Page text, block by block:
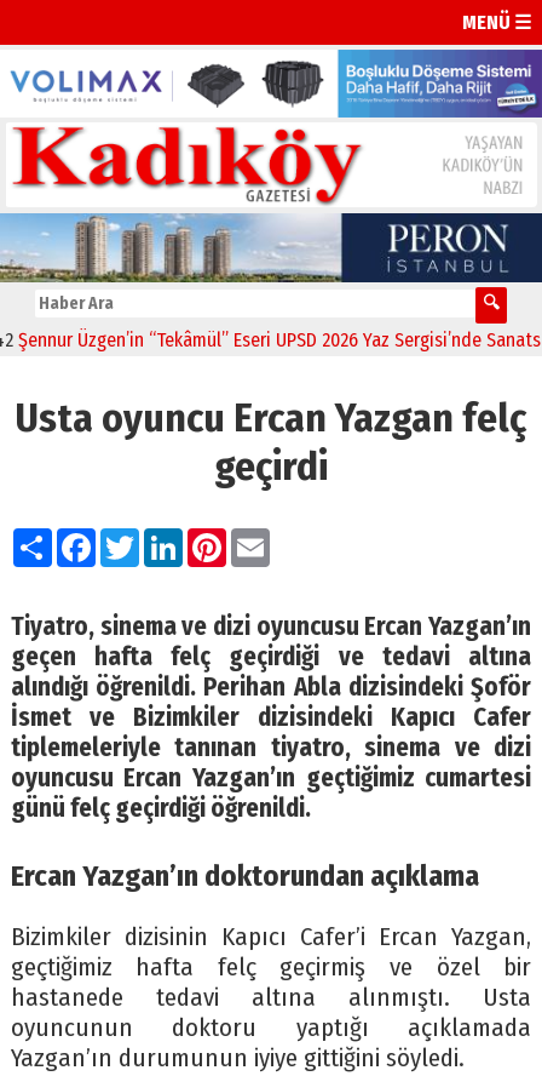
MENÜ ☰
Üzgen’in “Tekâmül” Eseri UPSD 2026 Yaz Sergisi’nde
Usta oyuncu Ercan Yazgan felç
geçirdi
PaylaşFacebook
TwitterLinkedIn
Pinterest
Email
Tiyatro, sinema ve dizi oyuncusu Ercan Yazgan’ın
geçen hafta felç geçirdiği ve tedavi altına
alındığı öğrenildi. Perihan Abla dizisindeki Şoför
İsmet ve Bizimkiler dizisindeki Kapıcı Cafer
tiplemeleriyle tanınan tiyatro, sinema ve dizi
oyuncusu Ercan Yazgan’ın geçtiğimiz cumartesi
günü felç geçirdiği öğrenildi.
Ercan Yazgan’ın doktorundan açıklama
Bizimkiler dizisinin Kapıcı Cafer’i Ercan Yazgan,
geçtiğimiz hafta felç geçirmiş ve özel bir
hastanede tedavi altına alınmıştı. Usta
oyuncunun doktoru yaptığı açıklamada
Yazgan’ın durumunun iyiye gittiğini söyledi.